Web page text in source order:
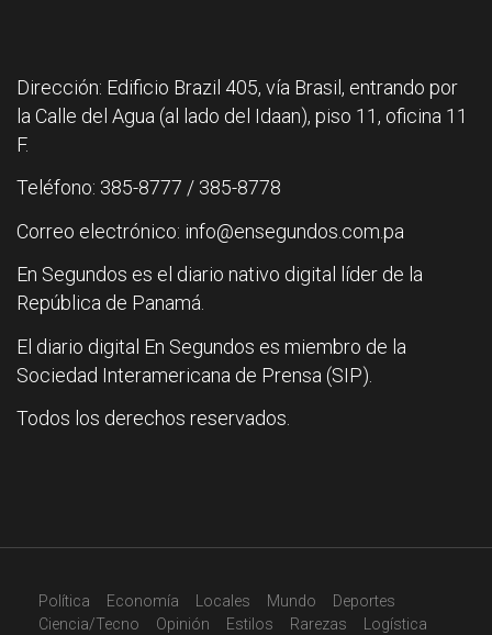
Dirección: Edificio Brazil 405, vía Brasil, entrando por
la Calle del Agua (al lado del Idaan), piso 11, oficina 11
F.
Teléfono: 385-8777 / 385-8778
Correo electrónico: info@ensegundos.com.pa
En Segundos es el diario nativo digital líder de la
República de Panamá.
El diario digital En Segundos es miembro de la
Sociedad Interamericana de Prensa (SIP).
Todos los derechos reservados.
Política Economía Locales Mundo
Deportes
Ciencia/Tecno
Opinión Estilos Rarezas Logística